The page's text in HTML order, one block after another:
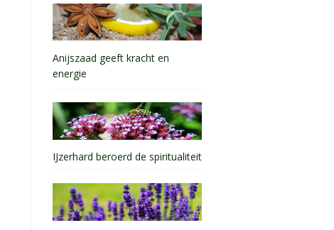
Anijszaad geeft kracht en
energie
IJzerhard beroerd de spiritualiteit